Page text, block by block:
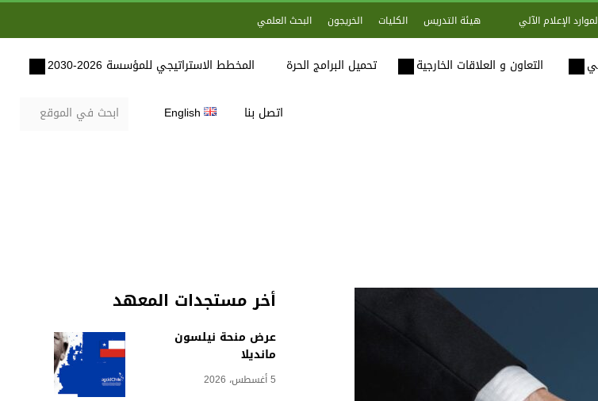
الإعلام الآلي هيئة التدريس الكليات الخريجون البحث العلمي
التعاون و العلاقات الخارجية تحميل البرامج الحرة المخطط الاستراتيجي للمؤسسة 2026-2030
اتصل بنا English
أخر مستجدات المعهد
عرض منحة نيلسون
مانديلا
5 أغسطس، 2026